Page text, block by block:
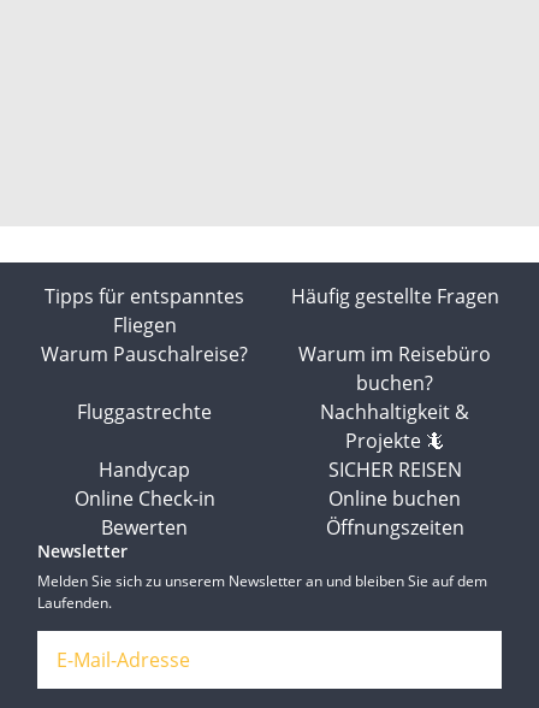
Tipps für entspanntes
Fliegen
Häufig gestellte Fragen
Warum Pauschalreise?
Warum im Reisebüro
buchen?
Fluggastrechte
Nachhaltigkeit &
Projekte 🦎
Handycap
SICHER REISEN
Online Check-in
Online buchen
Bewerten
Öffnungszeiten
Newsletter
Melden Sie sich zu unserem Newsletter an und bleiben Sie auf dem
Laufenden.